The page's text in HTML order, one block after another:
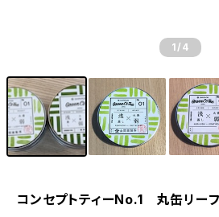
1 /4
コンセプトティーNo.1 丸缶リー